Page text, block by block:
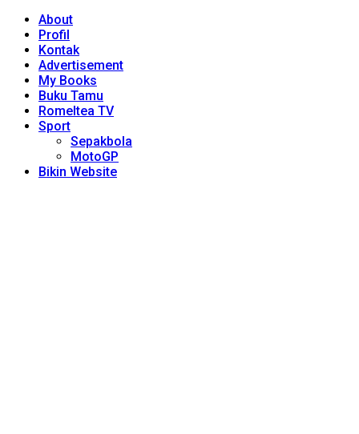
About
Profil
Kontak
Advertisement
My Books
Buku Tamu
Romeltea TV
Sport
Sepakbola
MotoGP
Bikin Website